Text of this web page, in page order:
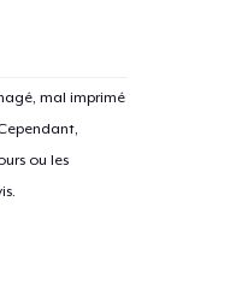
mal imprimé
ou les